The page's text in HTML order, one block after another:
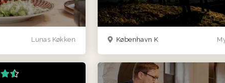
Lunas Køkken København K